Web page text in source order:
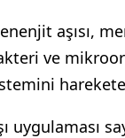
aşısı,
ve
uygulaması